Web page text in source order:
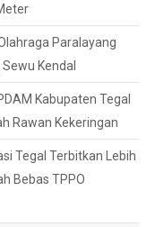
Paralayang
Kendal
Kabupaten Tegal
Rawan Kekeringan
Tegal Terbitkan Lebih
Bebas TPPO